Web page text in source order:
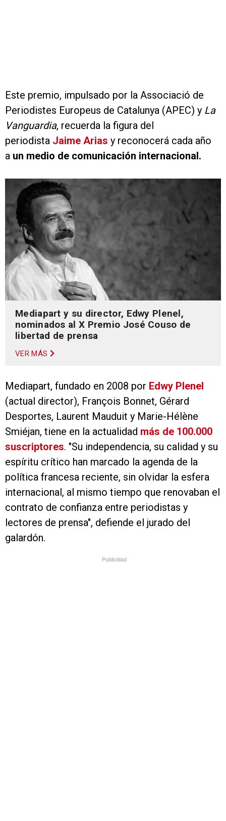
Este premio, impulsado por la Associació de
Periodistes Europeus de Catalunya (APEC) y La
Vanguardia, recuerda la figura del
periodista Jaime Arias y reconocerá cada año
a un medio de comunicación internacional.
Mediapart y su director, Edwy Plenel,
nominados al X Premio José Couso de
libertad de prensa
VER MÁS
Mediapart, fundado en 2008 por Edwy Plenel
(actual director), François Bonnet, Gérard
Desportes, Laurent Mauduit y Marie-Hélène
Smiéjan, tiene en la actualidad más de 100.000
suscriptores. "Su independencia, su calidad y su
espíritu crítico han marcado la agenda de la
política francesa reciente, sin olvidar la esfera
internacional, al mismo tiempo que renovaban el
contrato de confianza entre periodistas y
lectores de prensa", defiende el jurado del
galardón.
Publicidad